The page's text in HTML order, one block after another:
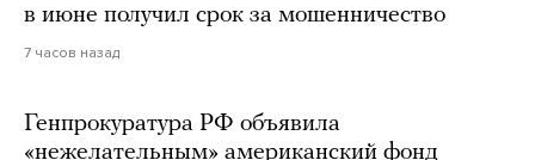
в июне получил срок за мошенничество
7 часов назад
Генпрокуратура РФ объявила
«нежелательным» американский фонд